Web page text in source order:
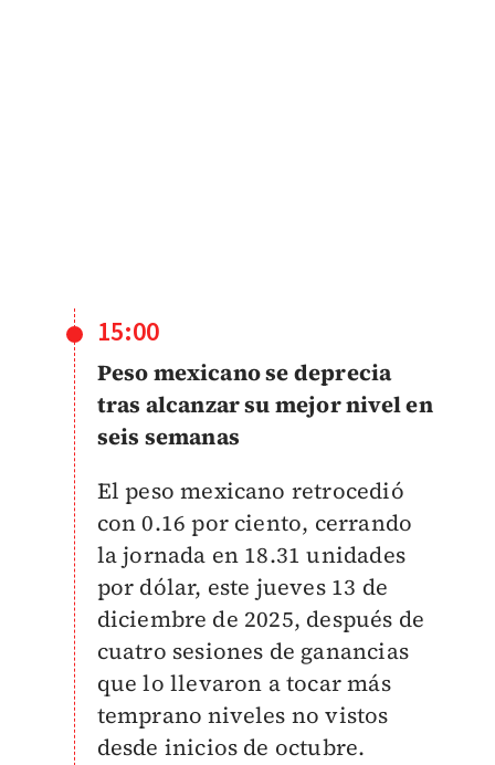
15:00
Peso mexicano se deprecia
tras alcanzar su mejor nivel en
seis semanas
El peso mexicano retrocedió
con 0.16 por ciento, cerrando
la jornada en 18.31 unidades
por dólar, este jueves 13 de
diciembre de 2025, después de
cuatro sesiones de ganancias
que lo llevaron a tocar más
temprano niveles no vistos
desde inicios de octubre.